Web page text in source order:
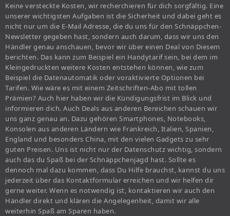
Keine versteckte Kosten, wir recherchieren für dich sorgfältig. Eine
unserer wichtigsten Aufgaben ist die Sicherheit und dabei geht es
nicht nur um die E-Mail Adresse, die du uns für den Schnäppchen-
Newsletter gegeben hast, sondern auch darum, dass wir uns den
Händler genau anschauen, bevor wir über einen Deal von Diesem
berichten. Das kann zum Beispiel ein Handytarif sein, bei dem im
Kleingedruckten weitere Kosten entstehen können, wie zum
Beispiel die Datenautomatik oder voraktivierte Optionen bei
Tarifen. Wie wäre es mit einem Zeitschriften-Abo mit tollen
Prämien? Auch hier haben wir die Kündigungsfrist im Blick und
informieren dich. Auch Deals aus anderen Bereichen schauen wir
uns ganz genau an. Dazu gehören Smartphones, Notebooks,
Konsolen aus anderen Ländern wie Frankreich, Italien, Spanien,
England und besonders China, mit den vielen Gadgets zu sehr
guten Preisen. Uns ist nicht nur der Datenschutz wichtig, sondern
auch das du Spaß bei der Schnäppchenjagd hast. Sollte es
dennoch mal dazu kommen, dass Du Hilfe brauchst, kannst du uns
jederzeit über das Kontaktformular erreichen und wir helfen dir
gerne weiter. Wenn es notwendig ist, kontaktieren wir auch den
Händler direkt und klären die Angelegenheit, damit wir alle
weiterhin Spaß am Sparen haben.